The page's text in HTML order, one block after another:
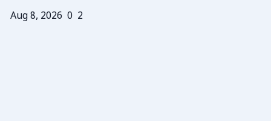
Aug 8, 2026 0 2